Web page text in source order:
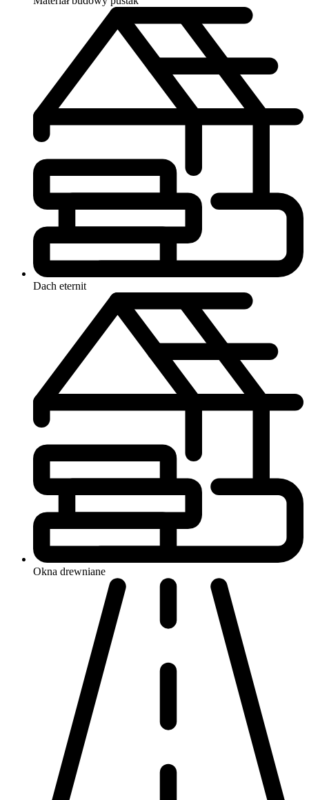
Dach eternit
Okna drewniane